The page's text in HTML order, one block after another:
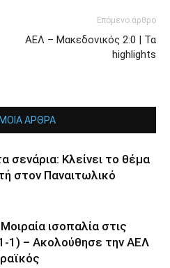
Επόμενο άρθρο
ΑΕΛ – Μακεδονικός 2:0 | Τα
highlights
ΑΡΘΡΑ
σενάρια: Κλείνει το θέμα
στον Παναιτωλικό
ισοπαλία στις
1) – Ακολούθησε την ΑΕΛ